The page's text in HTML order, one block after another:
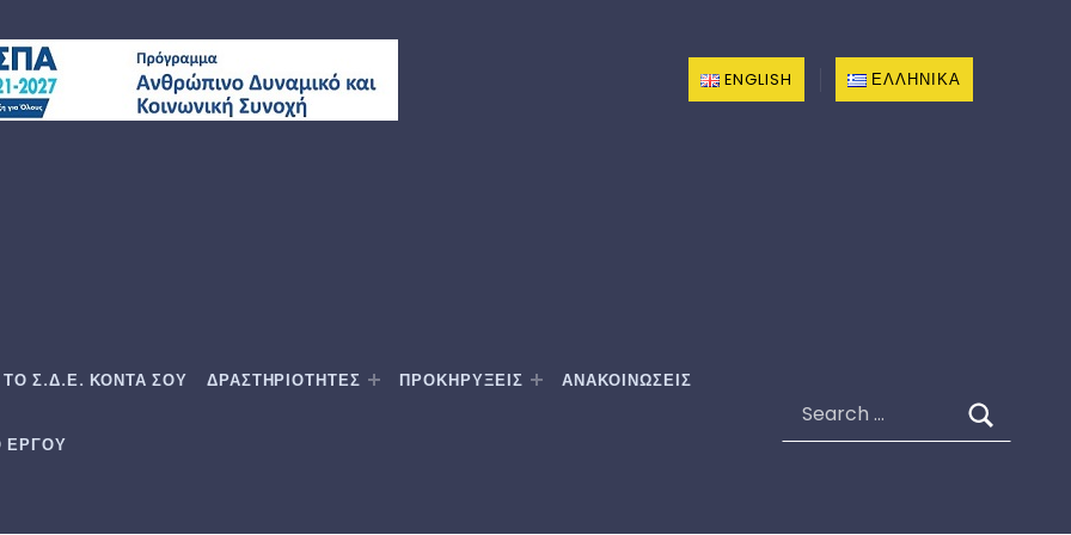
ENGLISH ΕΛΛΗΝΙΚΆ
ΤΟ Σ.Δ.Ε. ΚΟΝΤΑ ΣΟΥ ΔΡΑΣΤΗΡΙΟΤΗΤΕΣ ΠΡΟΚΗΡΥΞΕΙΣ ΑΝΑΚΟΙΝΩΣΕΙΣ
ΕΡΓΟΥ